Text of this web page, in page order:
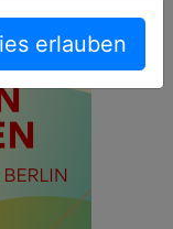
erlauben